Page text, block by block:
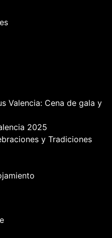
Valencia: Cena de gala y
2025
y Tradiciones